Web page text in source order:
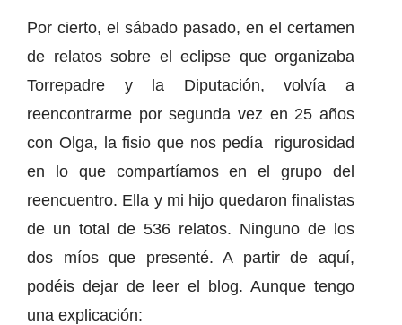
Por cierto, el sábado pasado, en el certamen
de relatos sobre el eclipse que organizaba
Torrepadre y la Diputación, volvía a
reencontrarme por segunda vez en 25 años
con Olga, la fisio que nos pedía rigurosidad
en lo que compartíamos en el grupo del
reencuentro. Ella y mi hijo quedaron finalistas
de un total de 536 relatos. Ninguno de los
dos míos que presenté. A partir de aquí,
podéis dejar de leer el blog. Aunque tengo
una explicación: